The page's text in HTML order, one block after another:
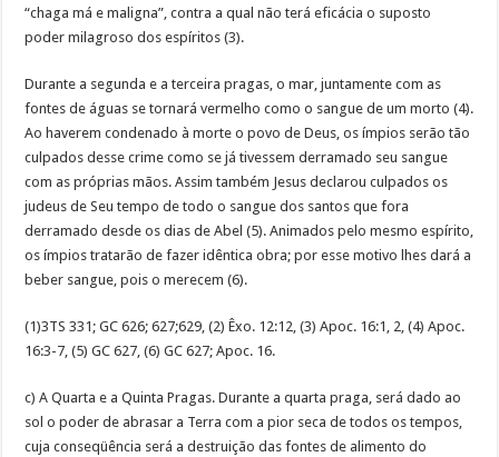
“chaga má e maligna”, contra a qual não terá eficácia o suposto
poder milagroso dos espíritos (3).
Durante a segunda e a terceira pragas, o mar, juntamente com as
fontes de águas se tornará vermelho como o sangue de um morto (4).
Ao haverem condenado à morte o povo de Deus, os ímpios serão tão
culpados desse crime como se já tivessem derramado seu sangue
com as próprias mãos. Assim também Jesus declarou culpados os
judeus de Seu tempo de todo o sangue dos santos que fora
derramado desde os dias de Abel (5). Animados pelo mesmo espírito,
os ímpios tratarão de fazer idêntica obra; por esse motivo lhes dará a
beber sangue, pois o merecem (6).
(1)3TS 331; GC 626; 627;629, (2) Êxo. 12:12, (3) Apoc. 16:1, 2, (4) Apoc.
16:3-7, (5) GC 627, (6) GC 627; Apoc. 16.
c) A Quarta e a Quinta Pragas. Durante a quarta praga, será dado ao
sol o poder de abrasar a Terra com a pior seca de todos os tempos,
cuja conseqüência será a destruição das fontes de alimento do